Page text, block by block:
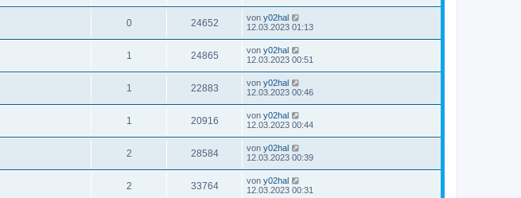
0 24652 von y02hal
12.03.2023 01:13
1 24865 von y02hal
12.03.2023 00:51
1 22883 von y02hal
12.03.2023 00:46
1 20916 von y02hal
12.03.2023 00:44
2 28584 von y02hal
12.03.2023 00:39
2 33764 von y02hal
12.03.2023 00:31